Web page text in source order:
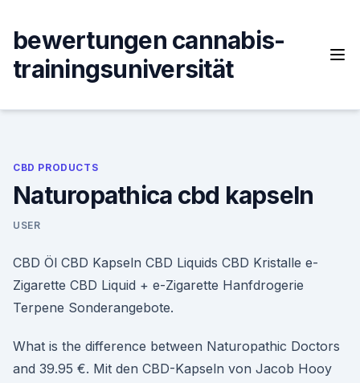
content
bewertungen cannabis-
trainingsuniversität
CBD PRODUCTS
Naturopathica cbd kapseln
USER
CBD Öl CBD Kapseln CBD Liquids CBD Kristalle e-
Zigarette CBD Liquid + e-Zigarette Hanfdrogerie
Terpene Sonderangebote.
What is the difference between Naturopathic Doctors
and 39.95 €. Mit den CBD-Kapseln von Jacob Hooy